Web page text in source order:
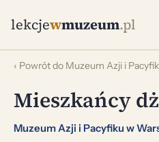
lekcjewmuzeum.pl
‹ Powrót do Muzeum Azji i
Mieszkańcy
Muzeum Azji i Pacyfiku w